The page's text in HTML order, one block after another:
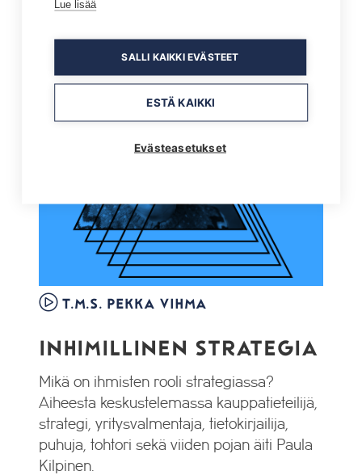
T.M.S. Pekka Vihma
INHIMILLINEN STRATEGIA
Mikä on ihmisten rooli strategiassa?
Aiheesta keskustelemassa kauppatieteilijä,
strategi, yritysvalmentaja, tietokirjailija,
puhuja, tohtori sekä viiden pojan äiti Paula
Kilpinen.
Lue lisää
SALLI KAIKKI EVÄSTEET
ESTÄ KAIKKI
Evästeasetukset